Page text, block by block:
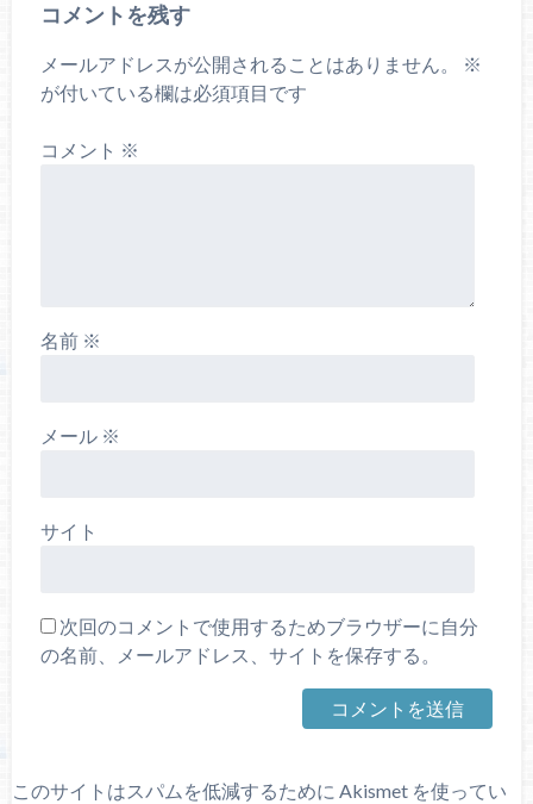
コメントを残す
メールアドレスが公開されることはありません。
※
が付いている欄は必須項目です
コメント ※
名前 ※
メール ※
サイト
次回のコメントで使用するためブラウザーに自分
の名前、メールアドレス、サイトを保存する。
このサイトはスパムを低減するために Akismet を使ってい